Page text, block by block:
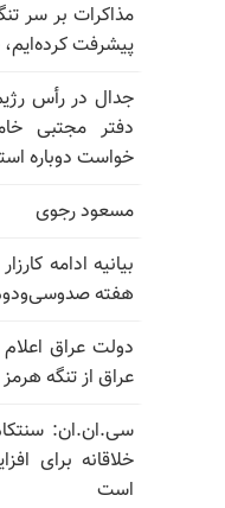
مذاکرات بر سر
پیشرفت
جدال در رأس
دفتر مجتبی
خواست دوباره
مسعود رجوی
بیانیه ادامه
هفته صدوسی‌و‌دوم در ۵۹
دولت عراق
عراق از تنگه
سی.ان.ان:
خلاقانه برای
است